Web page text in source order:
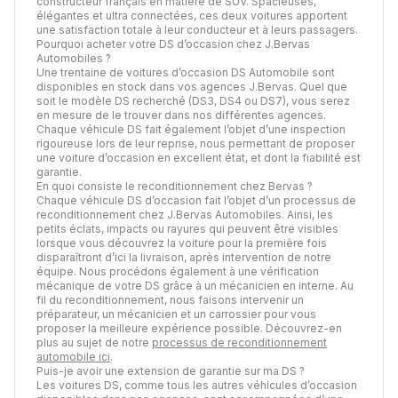
élégantes et ultra connectées, ces deux voitures apportent
une satisfaction totale à leur conducteur et à leurs passagers.
Pourquoi acheter votre DS d’occasion chez J.Bervas
Automobiles ?
Une trentaine de voitures d’occasion DS Automobile sont
disponibles en stock dans vos agences J.Bervas. Quel que
soit le modèle DS recherché (DS3, DS4 ou DS7), vous serez
en mesure de le trouver dans nos différentes agences.
Chaque véhicule DS fait également l’objet d’une inspection
rigoureuse lors de leur reprise, nous permettant de proposer
une voiture d’occasion en excellent état, et dont la fiabilité est
garantie.
En quoi consiste le reconditionnement chez Bervas ?
Chaque véhicule DS d’occasion fait l’objet d’un processus de
reconditionnement chez J.Bervas Automobiles. Ainsi, les
petits éclats, impacts ou rayures qui peuvent être visibles
lorsque vous découvrez la voiture pour la première fois
disparaîtront d’ici la livraison, après intervention de notre
équipe. Nous procédons également à une vérification
mécanique de votre DS grâce à un mécanicien en interne. Au
fil du reconditionnement, nous faisons intervenir un
préparateur, un mécanicien et un carrossier pour vous
proposer la meilleure expérience possible. Découvrez-en
plus au sujet de notre processus de reconditionnement
automobile ici.
Puis-je avoir une extension de garantie sur ma DS ?
Les voitures DS, comme tous les autres véhicules d’occasion